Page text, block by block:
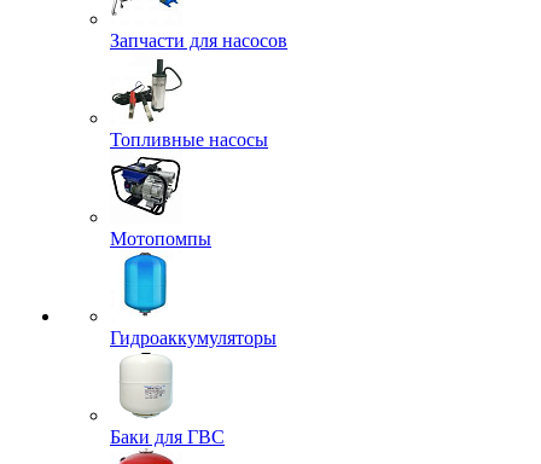
Запчасти для насосов
Топливные насосы
Мотопомпы
Гидроаккумуляторы
Баки для ГВС